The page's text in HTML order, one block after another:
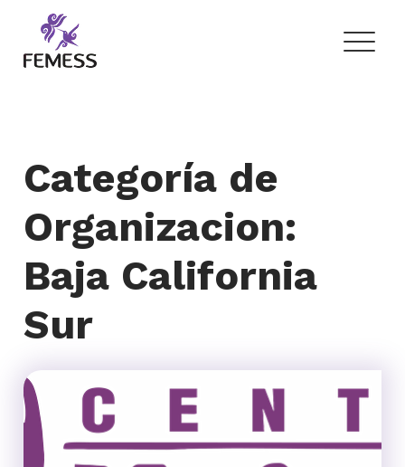
content
Femess
Federación Mexicana de Educación Sexual y Sexología, A.C.
Categoría de
Organizacion:
Baja California
Sur